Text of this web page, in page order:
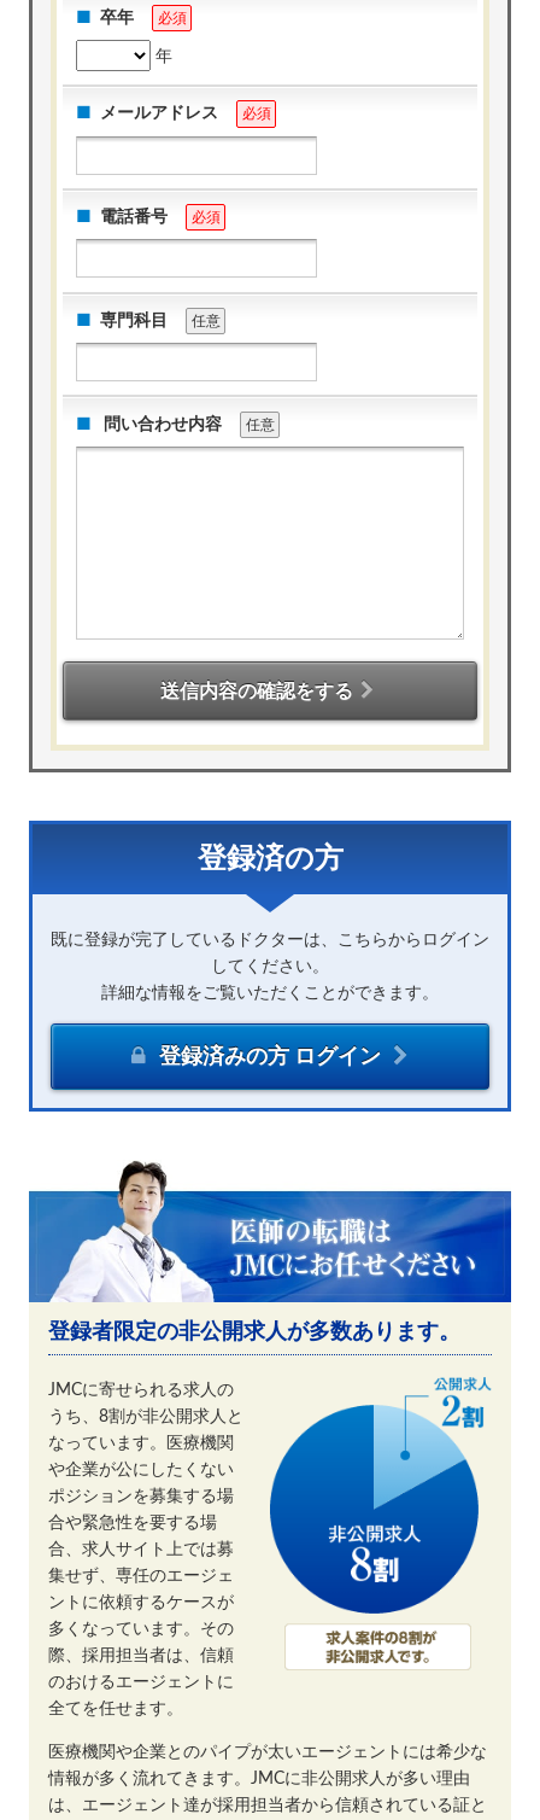
卒年 必須
年
メールアドレス 必須
電話番号 必須
専門科目 任意
問い合わせ内容 任意
送信内容の確認をする
登録済の方
既に登録が完了しているドクターは、こちらからログイン
してください。
詳細な情報をご覧いただくことができます。
登録済みの方 ログイン
登録者限定の非公開求人が多数あります。
JMCに寄せられる求人の
うち、8割が非公開求人と
なっています。医療機関
や企業が公にしたくない
ポジションを募集する場
合や緊急性を要する場
合、求人サイト上では募
集せず、専任のエージェ
ントに依頼するケースが
多くなっています。その
際、採用担当者は、信頼
のおけるエージェントに
全てを任せます。
医療機関や企業とのパイプが太いエージェントには希少な
情報が多く流れてきます。JMCに非公開求人が多い理由
は、エージェント達が採用担当者から信頼されている証と